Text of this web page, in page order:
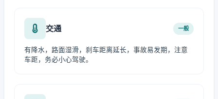
交通 一般
有降水，路面湿滑，刹车距离延长，事故易发期，注意
车距，务必小心驾驶。